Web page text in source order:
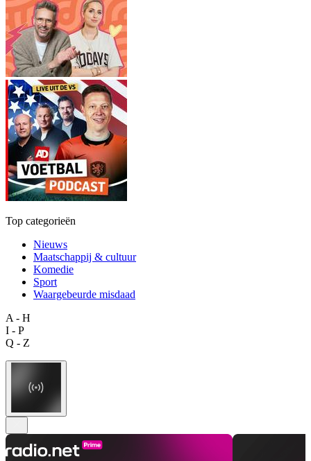
Top categorieën
Nieuws
Maatschappij & cultuur
Komedie
Sport
Waargebeurde misdaad
A - H
I - P
Q - Z